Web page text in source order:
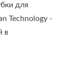
для
Technology -
в